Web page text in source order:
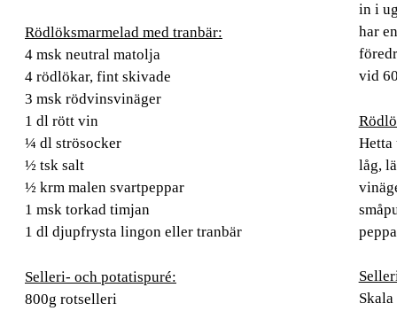
Rödlöksmarmelad med tranbär:
4 msk neutral matolja
4 rödlökar, fint skivade
3 msk rödvinsvinäger
1 dl rött vin
¼ dl strösocker
½ tsk salt
½ krm malen svartpeppar
1 msk torkad timjan
1 dl djupfrysta lingon eller tranbär
Selleri- och potatispuré:
800g rotselleri
in i
har
vid
Hetta
låg,